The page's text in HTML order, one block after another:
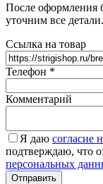
После оформления
уточним все детали.
Ссылка на товар
Телефон *
Комментарий
Я даю согласие
подтверждаю, что
персональных
Согласие*
Отправить